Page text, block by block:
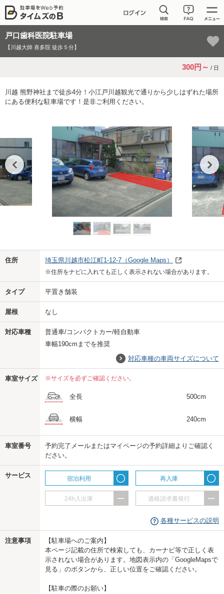
戸口歯科医院駐車場
【川越大師 喜多院 徒歩５分】
300円～ / 日
川越 熊野神社まで徒歩4分！小江戸川越観光で通りから少しはずれた場所
にある便利な駐車場です！是非ご利用ください。
Previo
住所 埼玉県川越市松江町1-12-7 （Google Maps）
※住所をナビに入れても正しく表示されない場合があります。
タイプ 平置き舗装
屋根 なし
対応車種
普通車/コンパクトカー/軽自動車
車幅190cmまでを推奨
対応車種の車両サイズについて
車室サイズ ※サイズを必ずご確認ください。
全長 500cm
横幅 240cm
車室番号
予約完了メールまたはマイページの予約詳細よりご確認く
ださい。
サービス 宿泊利用 再入庫
24h入出庫 適格請求書発行
各種サービスの説明
注意事項
【駐車場へのご案内】
本ページ記載の住所で検索しても、カーナビ等で正しく表
示されない場合があります。地図表示内の「GoogleMapsで
見る」のボタンから、正しい位置をご確認ください。
【駐車の際のお願い】